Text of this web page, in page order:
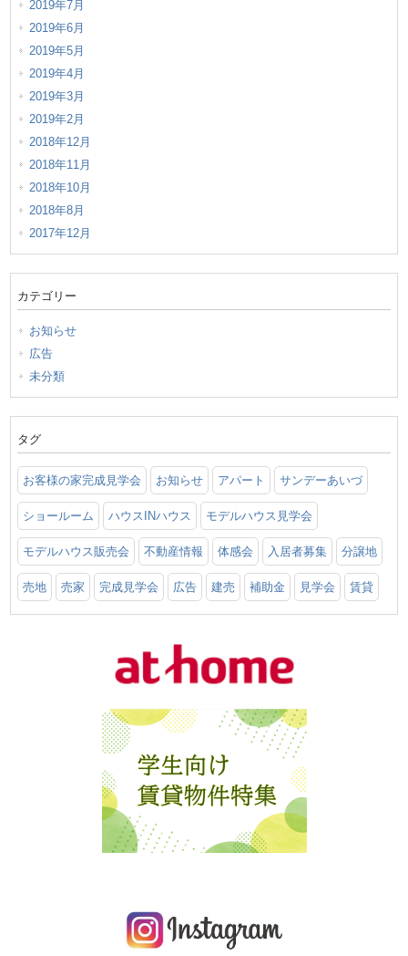
2019年7月
2019年6月
2019年5月
2019年4月
2019年3月
2019年2月
2018年12月
2018年11月
2018年10月
2018年8月
2017年12月
カテゴリー
お知らせ
広告
未分類
タグ
お客様の家完成見学会 お知らせ アパート サンデーあいづ
ショールーム ハウスINハウス モデルハウス見学会
モデルハウス販売会 不動産情報 体感会 入居者募集 分譲地
売地 売家 完成見学会 広告 建売 補助金 見学会 賃貸